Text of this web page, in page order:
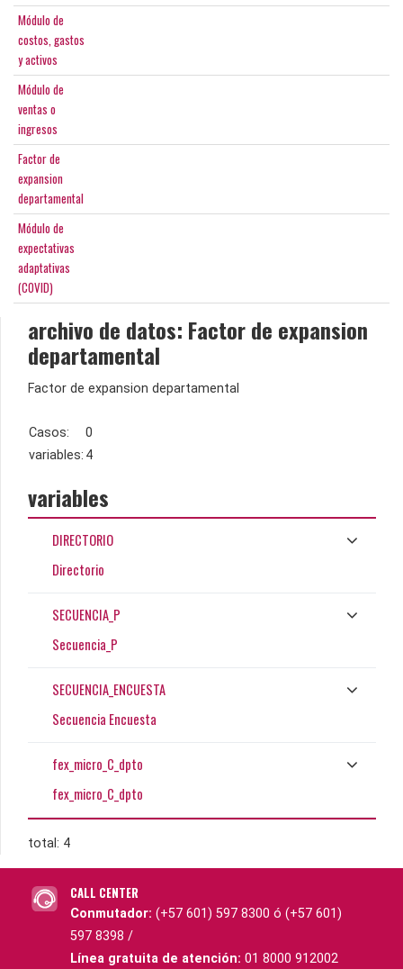
Módulo de
costos, gastos
y activos
Módulo de
ventas o
ingresos
Factor de
expansion
departamental
Módulo de
expectativas
adaptativas
(COVID)
archivo de datos: Factor de expansion
departamental
Factor de expansion departamental
Casos:
0
variables: 4
variables
DIRECTORIO
Directorio
SECUENCIA_P
Secuencia_P
SECUENCIA_ENCUESTA
Secuencia Encuesta
fex_micro_C_dpto
fex_micro_C_dpto
total: 4
CALL CENTER
Conmutador: (+57 601) 597 8300 ó (+57 601)
597 8398 /
Línea gratuita de atención: 01 8000 912002